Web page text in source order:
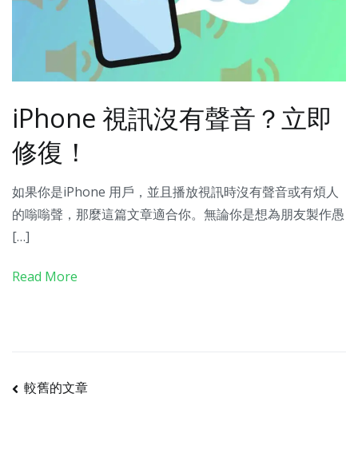
iPhone 視訊沒有聲音？立即
修復！
如果你是iPhone 用戶，並且播放視訊時沒有聲音或有煩人
的嗡嗡聲，那麼這篇文章適合你。無論你是想為朋友製作愚
[…]
Read More
文較舊的文章